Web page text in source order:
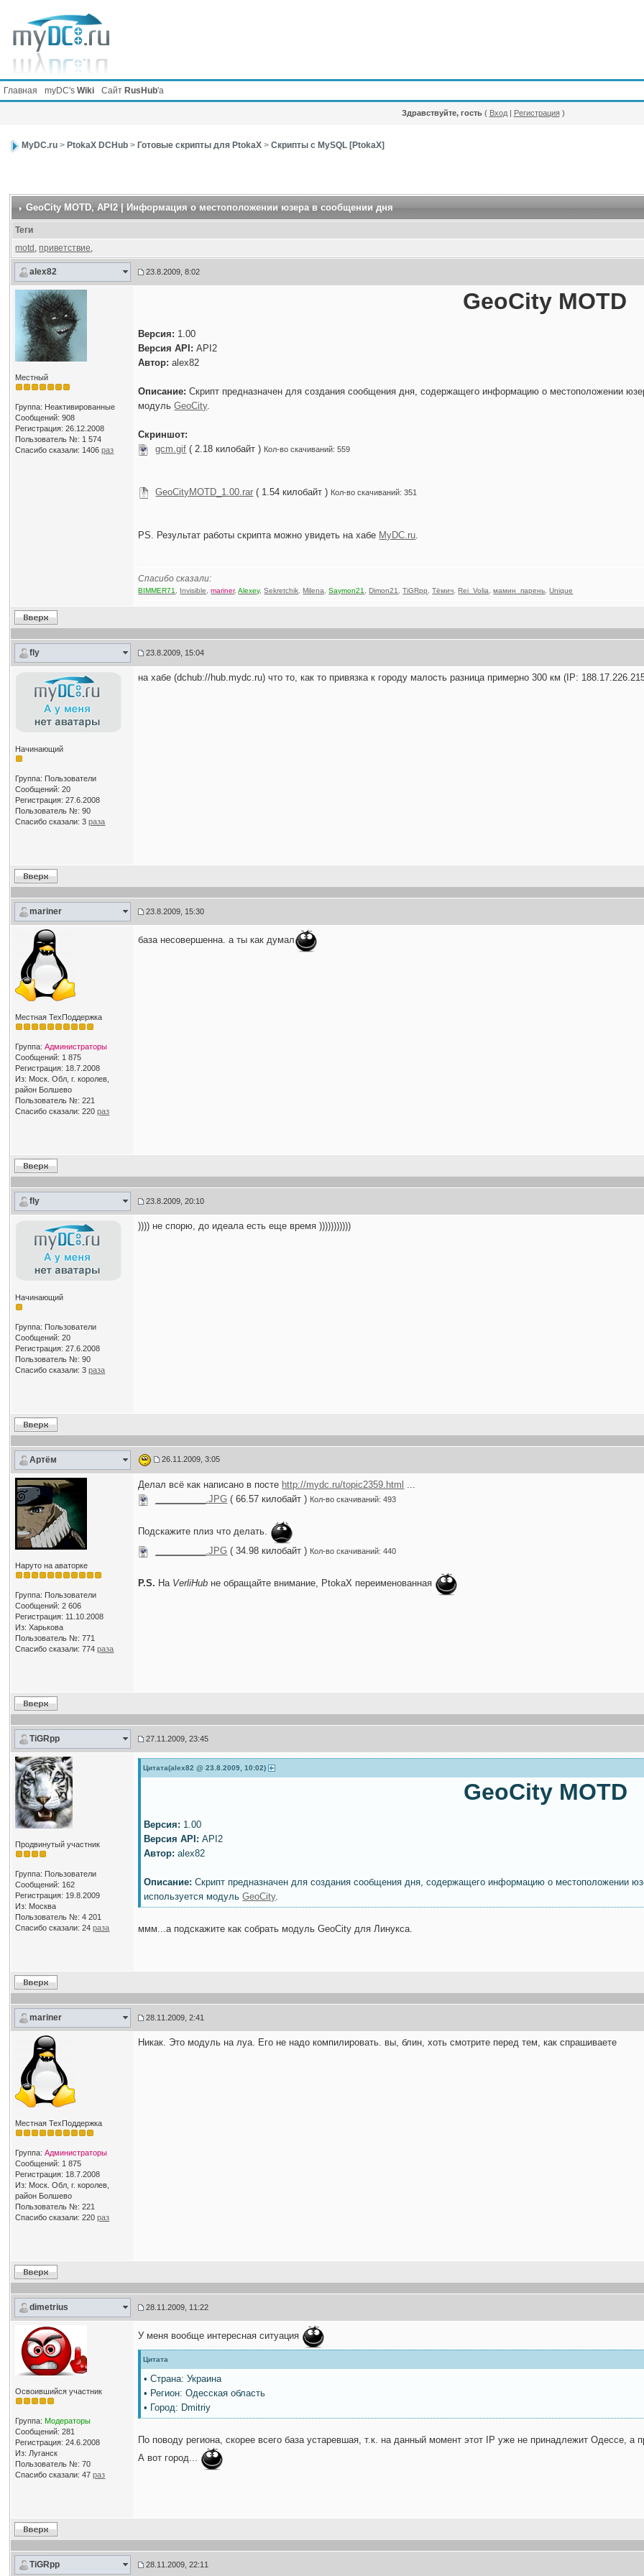
Главная myDC's Wiki Сайт RusHub'а
Здравствуйте, гость( Вход| Регистрация)
MyDC.ru > PtokaX DCHub > Готовые скрипты для PtokaX >Скрипты с MySQL [PtokaX]
GeoCity MOTD, API2 | Информация о местоположении юзера в сообщении дня
Теги
motd ,приветствие,
alex82 23.8.2009, 8:02
Местный
Группа: Неактивированные
Сообщений: 908
Регистрация: 26.12.2008
Пользователь №: 1 574
Спасибо сказали: 1406 раз
GeoCity MOTD
Версия: 1.00
Версия API:API2
Автор:alex82
Описание:Скрипт предназначен для создания сообщения дня, содержащего информацию о местоположении
модульGeoCity.
Скриншот:
gcm.gif ( 2.18 килобайт ) Кол-во скачиваний: 559
GeoCityMOTD_1.00.rar ( 1.54 килобайт ) Кол-во скачиваний: 351
PS. Результат работы скрипта можно увидеть на хабе MyDC.ru.
Спасибо сказали:
BIMMER71 Invisible ,mariner,Alexey,Sekretchik ,Milena ,Saymon21 ,Dimon21 ,TiGRpp ,Тёмич ,Rei_Volia ,мамин_парень ,Unique
fly 23.8.2009, 15:04
Начинающий
Группа: Пользователи
Сообщений: 20
Регистрация: 27.6.2008
Пользователь №: 90
Спасибо сказали:3 раза
на хабе (dchub://hub.mydc.ru) что то, как то привязка к городу малость разница примерно 300 км (IP:
mariner 23.8.2009, 15:30
Местная ТехПоддержка
Группа:Администраторы
Сообщений: 1 875
Регистрация: 18.7.2008
Из: Моск. Обл, г. королев,
район Болшево
Пользователь №: 221
Спасибо сказали:220 раз
база несовершенна. а ты как думал
fly 23.8.2009, 20:10
Начинающий
Группа: Пользователи
Сообщений: 20
Регистрация: 27.6.2008
Пользователь №: 90
Спасибо сказали:3 раза
)))) не спорю, до идеала есть еще время )))))))))))
Артём 26.11.2009, 3:05
Наруто на аваторке
Группа: Пользователи
Сообщений: 2 606
Регистрация: 11.10.2008
Из: Харькова
Пользователь №: 771
Спасибо сказали:774 раза
Делал всё как написано в посте http://mydc.ru/topic2359.html ...
__________.JPG ( 66.57 килобайт ) Кол-во скачиваний: 493
Подскажите плиз что делать.
__________.JPG ( 34.98 килобайт ) Кол-во скачиваний: 440
P.S. На VerliHub не обращайте внимание, PtokaX переименованная
TiGRpp 27.11.2009, 23:45
Продвинутый участник
Группа: Пользователи
Сообщений: 162
Регистрация: 19.8.2009
Из: Москва
Пользователь №: 4 201
Спасибо сказали:24 раза
Цитата(alex82 @ 23.8.2009, 10:02)
GeoCity MOTD
Версия: 1.00
Версия API:API2
Автор:alex82
Описание:Скрипт предназначен для создания сообщения дня, содержащего информацию о местоположении
используется модульGeoCity.
ммм...а подскажите как собрать модуль GeoCity для Линукса.
mariner 28.11.2009, 2:41
Местная ТехПоддержка
Группа:Администраторы
Сообщений: 1 875
Регистрация: 18.7.2008
Из: Моск. Обл, г. королев,
район Болшево
Пользователь №: 221
Спасибо сказали:220 раз
Никак. Это модуль на луа. Его не надо компилировать. вы, блин, хоть смотрите перед тем, как спрашиваете
dimetrius 28.11.2009, 11:22
Освоившийся участник
Группа: Модераторы
Сообщений: 281
Регистрация: 24.6.2008
Из: Луганск
Пользователь №: 70
Спасибо сказали:47 раз
У меня вообще интересная ситуация
Цитата
• Страна: Украина
• Регион: Одесская область
• Город: Dmitriy
По поводу региона, скорее всего база устаревшая, т.к. на данный момент этот IP уже не принадлежит Одессе, а
А вот город...
TiGRpp 28.11.2009, 22:11